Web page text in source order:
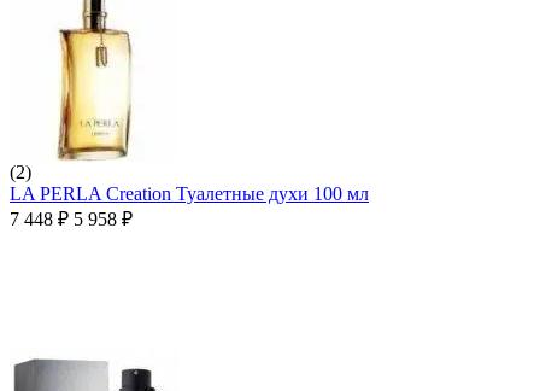
(2)
LA PERLA Creation Туалетные духи 100 мл
7 448 ₽ 5 958 ₽